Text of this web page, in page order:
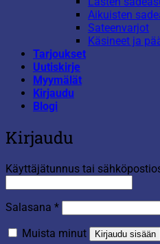
Aikuisten
Sateenvarjot
Käsineet ja
Tarjoukset
Uutiskirje
Myymälät
Kirjaudu
Blogi
Kirjaudu
Käyttäjätunnus tai
Salasana *Vaaditaan
Muista minut Kirjaudu sisään